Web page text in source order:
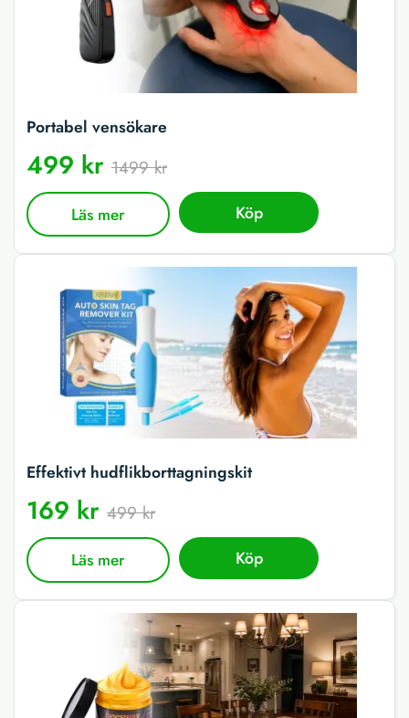
Portabel vensökare
499 kr 1499 kr
Läs mer Köp
Effektivt hudflikborttagningskit
169 kr 499 kr
Läs mer Köp